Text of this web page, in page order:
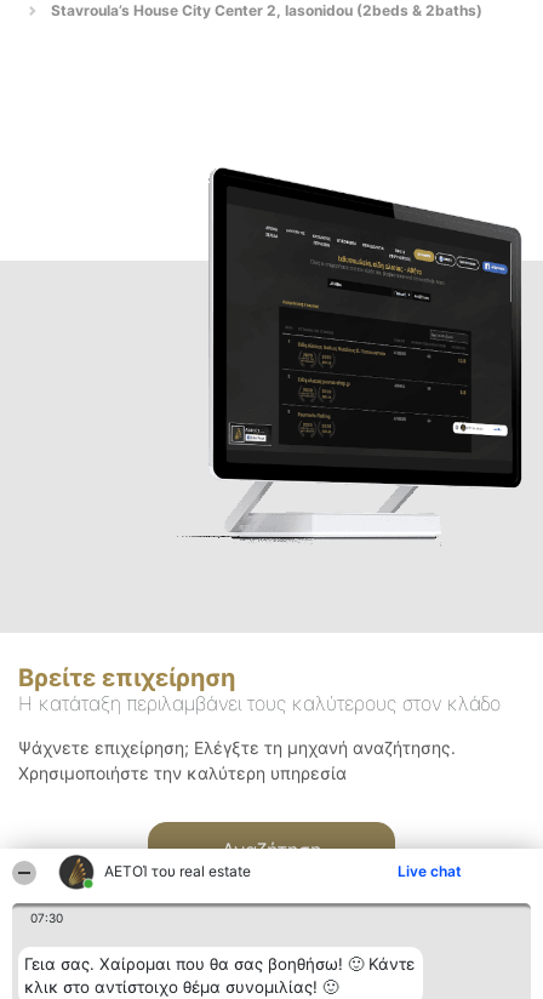
ΑΕΤΟΊ του real estate Live chat
07:30
Γεια σας. Χαίρομαι που θα σας βοηθήσω! 🙂 Κάντε
κλικ στο αντίστοιχο θέμα συνομιλίας! 🙂
Stavroula’s House City Center 2, Iasonidou (2beds & 2baths)
Βρείτε επιχείρηση
Η κατάταξη περιλαμβάνει τους καλύτερους στον κλάδο
Ψάχνετε επιχείρηση; Ελέγξτε τη μηχανή αναζήτησης.
Χρησιμοποιήστε την καλύτερη υπηρεσία
Αναζήτηση